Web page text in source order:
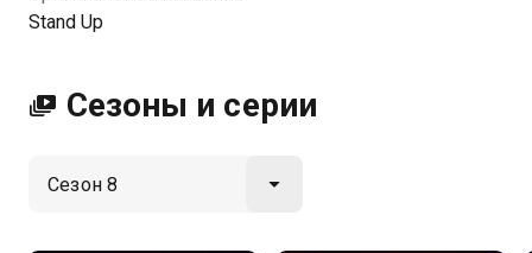
Stand Up
Сезоны и серии